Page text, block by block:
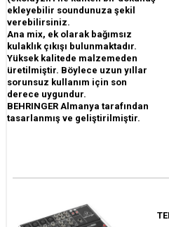
ekleyebilir soundunuza şekil
verebilirsiniz.
Ana mix, ek olarak bağımsız
kulaklık çıkışı bulunmaktadır.
Yüksek kalitede malzemeden
üretilmiştir. Böylece uzun yıllar
sorunsuz kullanım için son
derece uygundur.
BEHRINGER Almanya tarafından
tasarlanmış ve geliştirilmiştir.